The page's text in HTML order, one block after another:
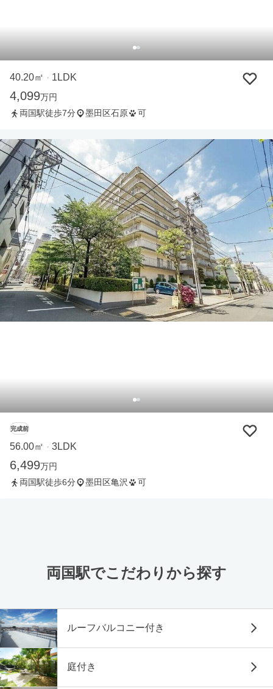
40.20㎡ ・ 1LDK
4,099万円
両国駅徒歩7分
墨田区石原 可
完成前
56.00㎡ ・ 3LDK
6,499万円
両国駅徒歩6分
墨田区亀沢 可
両国駅でこだわりから探す
ルーフバルコニー付き
庭付き